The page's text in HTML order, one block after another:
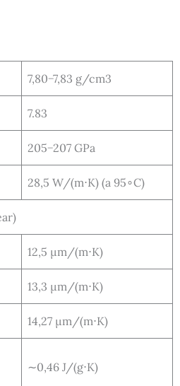
7,80−7,83 g/cm3
7.83
205−207 GPa
28,5 W/(m⋅K) (a 95∘C)
12,5 μm/(m⋅K)
13,3 μm/(m⋅K)
14,27 μm/(m⋅K)
∼0,46 J/(g⋅K)